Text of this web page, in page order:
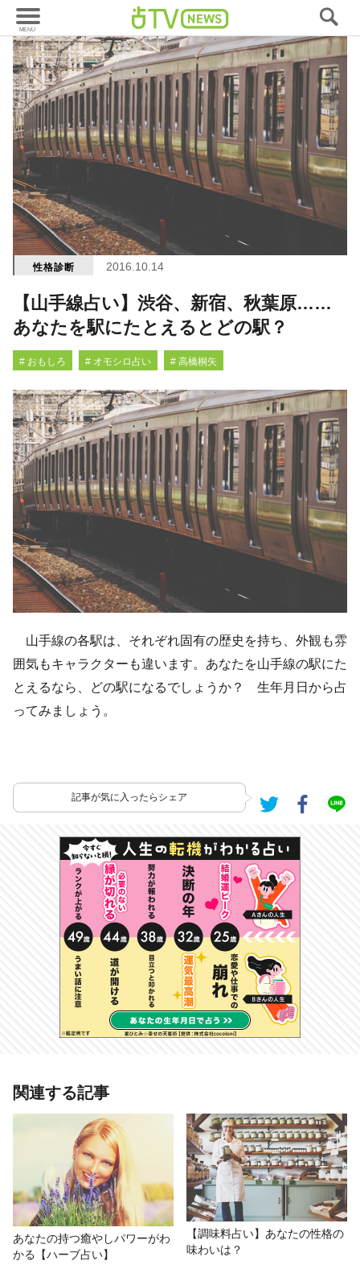
性格診断 2016.10.14
【山手線占い】渋谷、新宿、秋葉原……
あなたを駅にたとえるとどの駅？
# おもしろ # オモシロ占い # 高橋桐矢
山手線の各駅は、それぞれ固有の歴史を持ち、外観も雰
囲気もキャラクターも違います。あなたを山手線の駅にた
とえるなら、どの駅になるでしょうか？ 生年月日から占
ってみましょう。
記事が気に入ったらシェア
あわせて読みたい記事
【文房具占い】文房具にたとえて占
う、あなたの個性と働きぶり
# おもしろ # オモシロ占い # 高橋桐矢 # 数秘術
# 性格診断
関連する記事
あなたの持つ癒やしパワーがわ
かる【ハーブ占い】
【調味料占い】あなたの性格の
味わいは？